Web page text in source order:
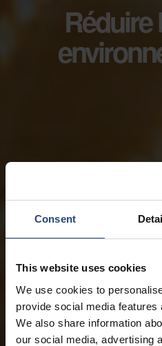
Consent
This website uses cookies
We use cookies to
provide social media
We also share information
our social media, advertising
Réduire